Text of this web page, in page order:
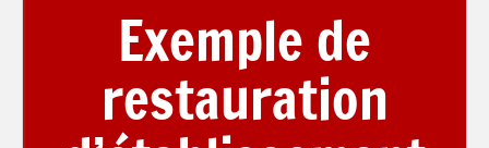
Exemple de
restauration